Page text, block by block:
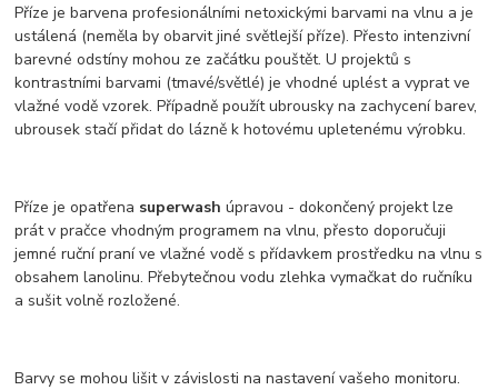
Příze je barvena profesionálními netoxickými barvami na vlnu a je
ustálená (neměla by obarvit jiné světlejší příze). Přesto intenzivní
barevné odstíny mohou ze začátku pouštět. U projektů s
kontrastními barvami (tmavé/světlé) je vhodné uplést a vyprat ve
vlažné vodě vzorek. Případně použít ubrousky na zachycení barev,
ubrousek stačí přidat do lázně k hotovému upletenému výrobku.
Příze je opatřena superwash úpravou - dokončený projekt lze
prát v pračce vhodným programem na vlnu, přesto doporučuji
jemné ruční praní ve vlažné vodě s přídavkem prostředku na vlnu s
obsahem lanolinu. Přebytečnou vodu zlehka vymačkat do ručníku
a sušit volně rozložené.
Barvy se mohou lišit v závislosti na nastavení vašeho monitoru.